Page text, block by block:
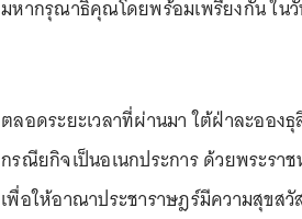
มหากรุณาธิคุณโดยพร้อมเพรียงกัน ใน
ตลอดระยะเวลาที่ผ่านมา ใต้ฝ่าละออ
กรณียกิจเป็นอเนกประการ ด้วยพระร
เพื่อให้อาณาประชาราษฎร์มีความสุขส